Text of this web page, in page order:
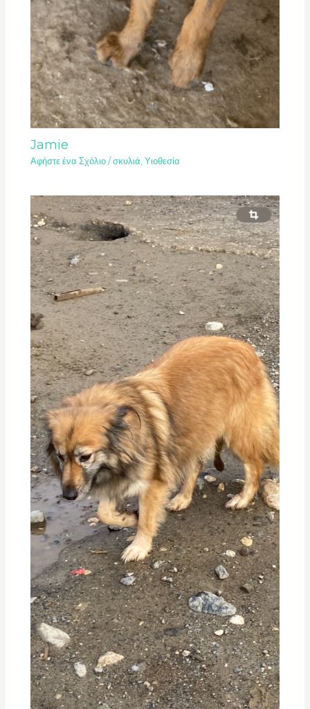
Jamie
Αφήστε ένα Σχόλιο /σκυλιά,Υιοθεσία